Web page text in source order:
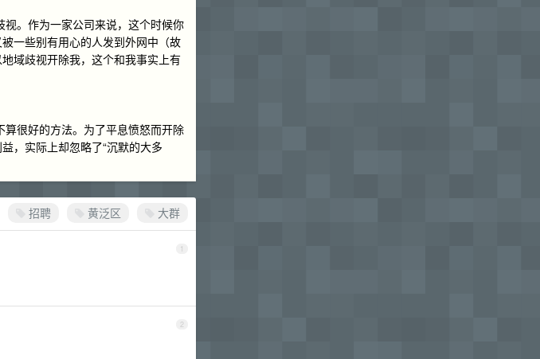
。作为一家公司来说，这个时候你
一些别有用心的人发到外网中（故
域歧视开除我，这个和我事实上有
很好的方法。为了平息愤怒而开除
，实际上却忽略了“沉默的大多
招聘 黄泛区 大群
1
2